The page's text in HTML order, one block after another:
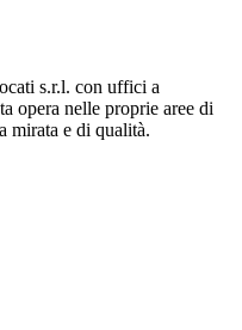
s.r.l. con uffici a
opera nelle proprie aree di
mirata e di qualità.